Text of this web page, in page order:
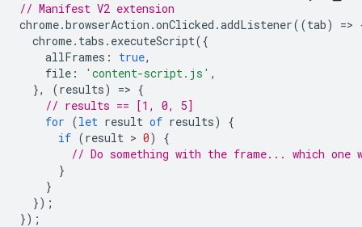
// Manifest V2 extension
chrome.browserAction .onClicked .addListener((tab) =>
chrome. tabs . executeScript({
allFrames : true,
file : 'content-script.js' ,
},
(results) => {
// results == [1, 0, 5]
for (let result of results)
{
if (result > 0)
{
// Do something with the frame... which one
}
}
});
});